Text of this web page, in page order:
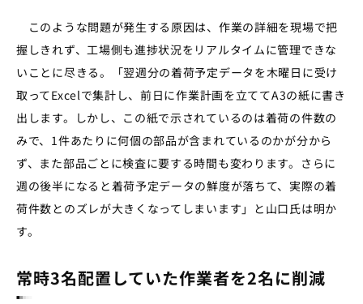
このような問題が発生する原因は、作業の詳細を現場で把
握しきれず、工場側も進捗状況をリアルタイムに管理できな
いことに尽きる。「翌週分の着荷予定データを木曜日に受け
取ってExcelで集計し、前日に作業計画を立ててA3の紙に書き
出します。しかし、この紙で示されているのは着荷の件数の
みで、1件あたりに何個の部品が含まれているのかが分から
ず、また部品ごとに検査に要する時間も変わります。さらに
週の後半になると着荷予定データの鮮度が落ちて、実際の着
荷件数とのズレが大きくなってしまいます」と山口氏は明か
す。
常時3名配置していた作業者を2名に削減